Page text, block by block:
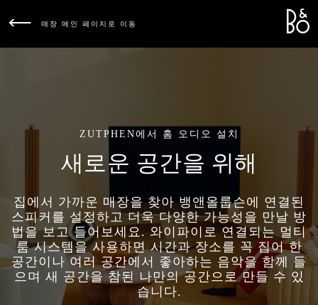
매장 메인 페이지로 이동
ZUTPHEN에서 홈 오디오 설치
새로운 공간을 위해
집에서 가까운 매장을 찾아 뱅앤올룹슨에 연결된
스피커를 설정하고 더욱 다양한 가능성을 만날 방
법을 보고 들어보세요. 와이파이로 연결되는 멀티
룸 시스템을 사용하면 시간과 장소를 꼭 집어 한
공간이나 여러 공간에서 좋아하는 음악을 함께 들
으며 새 공간을 참된 나만의 공간으로 만들 수 있
습니다.